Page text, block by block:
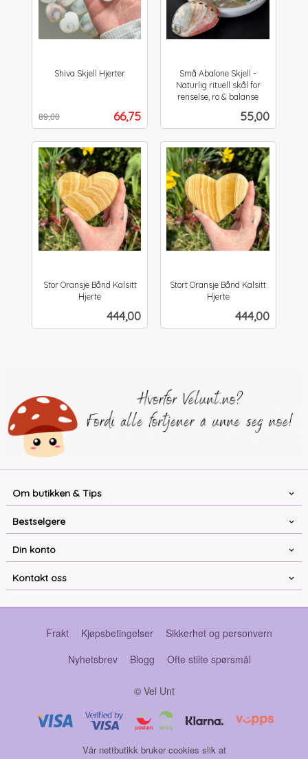
Shiva Skjell Hjerter
Tilbud
66,75
89,00
Små Abalone Skjell -
Naturlig rituell skål for
renselse, ro & balanse
Pris
55,00
Stor Oransje Bånd Kalsitt
Hjerte
Pris
444,00
Stort Oransje Bånd Kalsitt
Hjerte
Pris
444,00
Om butikken & Tips
Bestselgere
Din konto
Kontakt oss
Frakt Kjøpsbetingelser
Sikkerhet og personvern
Nyhetsbrev
Blogg Ofte stilte spørsmål
© Vel Unt
Vår nettbutikk bruker cookies slik at